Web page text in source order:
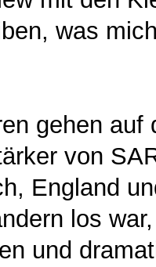
was
gehen
von
England
los
und